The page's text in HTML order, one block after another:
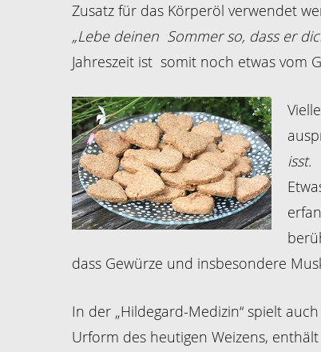
Zusatz für das Körperöl verwendet
„Lebe deinen Sommer so, dass er
Jahreszeit ist somit noch etwas vom
isst.
dass Gewürze und insbesondere
In der „Hildegard-Medizin“ spielt
Urform des heutigen Weizens,